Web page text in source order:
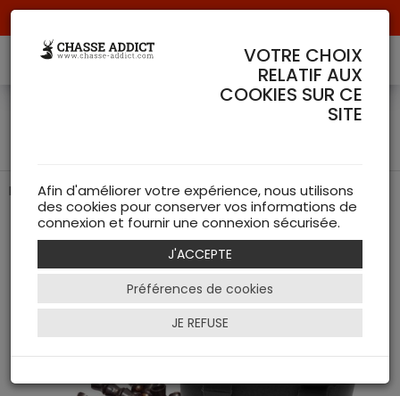
Plombs Gamo Rocket 100
Plombs Gamo Rocket cal 5.5
VOTRE CHOIX
RELATIF AUX
COOKIES SUR CE
SITE
Afin d'améliorer votre expérience, nous utilisons
des cookies pour conserver vos informations de
connexion et fournir une connexion sécurisée.
J'ACCEPTE
Préférences de cookies
JE REFUSE